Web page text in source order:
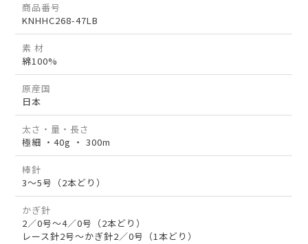
商品番号
KNHHC268-47LB
素 材
綿100%
原産国
日本
太さ・量・長さ
極細 ・40g ・ 300m
棒針
3～5号（2本どり）
かぎ針
2／0号～4／0号（2本どり）
レース針2号～かぎ針2／0号（1本どり）